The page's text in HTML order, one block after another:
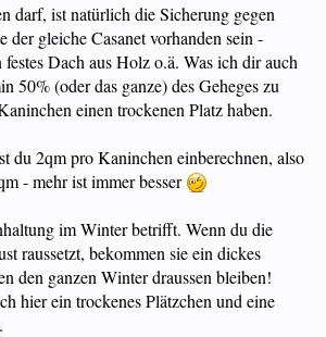
darf, ist natürlich die Sicherung gegen
der gleiche Casanet vorhanden sein -
festes Dach aus Holz o.ä. Was ich dir auch
50% (oder das ganze) des Geheges zu
einen trockenen Platz haben.
du 2qm pro Kaninchen einberechnen, also
- mehr ist immer besser
im Winter betrifft. Wenn du die
raussetzt, bekommen sie ein dickes
den ganzen Winter draussen bleiben!
hier ein trockenes Plätzchen und eine